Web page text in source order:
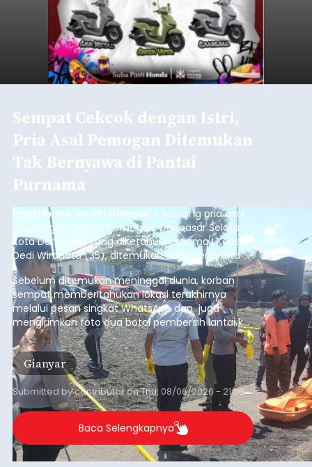
Sempat Cekcok dengan Istri,
Pria Asal Pemogan Ditemukan
Tak Bernyawa di Pantai
Purnama
balitribune.co.id I Gianyar - Seorang pria asal
Lingkungan Dalem, Pemogan, Denpasar Selatan,
Kota Denpasar, yang diketahui bernama I Kadek
Dedi Wiranata (35), ditemukan tidak bernyawa di
pesisir Pantai Purnama, Sukawati.
Sebelum ditemukan meninggal dunia, korban
sempat memberitahukan lokasi terakhirnya
melalui pesan singkat WhatsApp dan juga
mengirimkan foto dua botol pembersih lantai ke
istrinya.
Gianyar
Submitted bycontributoronThu, 08/06/2026 - 21:06
Baca Selengkapnya